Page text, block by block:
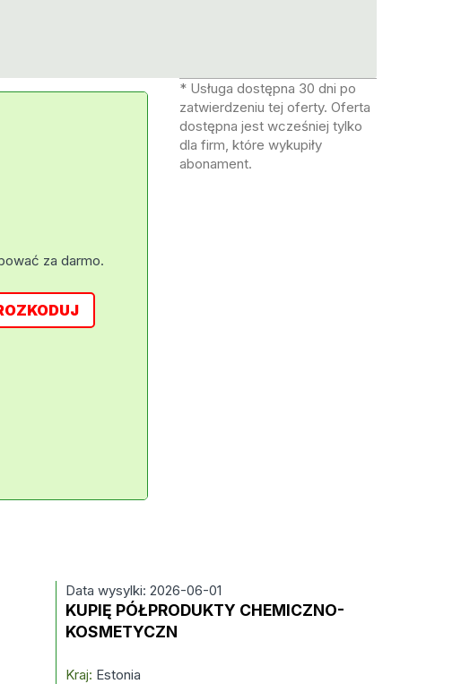
za darmo.
* Usługa dostępna 30 dni po
zatwierdzeniu tej oferty. Oferta
dostępna jest wcześniej tylko
dla firm, które wykupiły
abonament.
Data wysylki: 2026-06-01
KUPIĘ PÓŁPRODUKTY CHEMICZNO-
KOSMETYCZN
Kraj: Estonia